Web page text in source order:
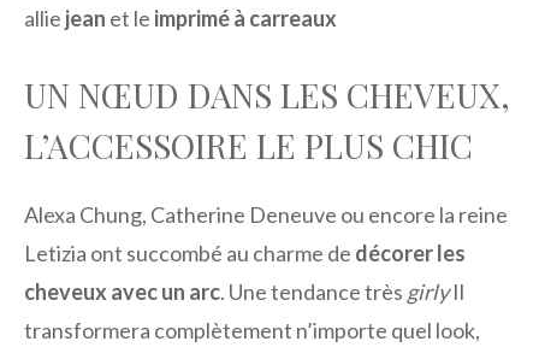
allie jean et le imprimé à carreaux
UN NŒUD DANS LES CHEVEUX,
L’ACCESSOIRE LE PLUS CHIC
Alexa Chung, Catherine Deneuve ou encore la reine
Letizia ont succombé au charme de décorer les
cheveux avec un arc. Une tendance très girlyIl
transformera complètement n’importe quel look,